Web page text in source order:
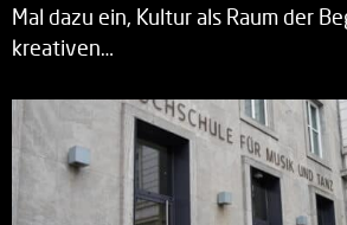
Mal dazu ein, Kultur als Raum der
kreativen…